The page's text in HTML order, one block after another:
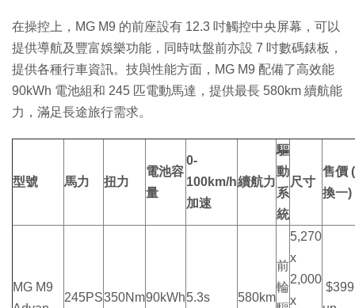
在操控上，MG M9 的前座設有 12.3 吋觸控中央屏幕，可以
提供導航及豐富娛樂功能，同時呔盤前亦設 7 吋數碼錶板，
提供各種行車資訊。技與性能方面，MG M9 配備了高效能
90kWh 電池組和 245 匹電動馬達，提供最長 580km 續航能
力，滿足長途旅行需求。
型號 馬力 扭力
電池容
量
0-
100km/h
加速
續航力
驅
動
系
統
尺寸
售價
換一)
MG M9
245PS350Nm90kWh5.3s 580km
前
輪
5,270
x
2,000
x